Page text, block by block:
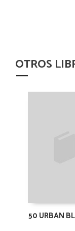
OTROS
50 URBAN